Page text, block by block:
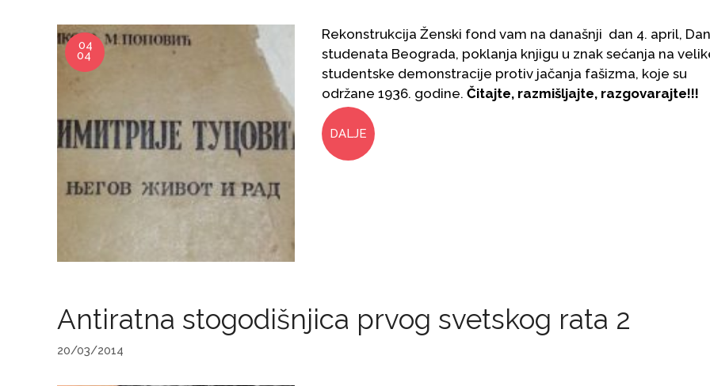
04
04
Rekonstrukcija Ženski fond vam na današnji dan 4. april, Dan
studenata Beograda, poklanja knjigu u znak sećanja na
studentske demonstracije protiv jačanja fašizma, koje su
održane 1936. godine. Čitajte, razmišljajte, razgovarajte!!!
DALJE
Antiratna stogodišnjica prvog svetskog rata 2
20/03/2014